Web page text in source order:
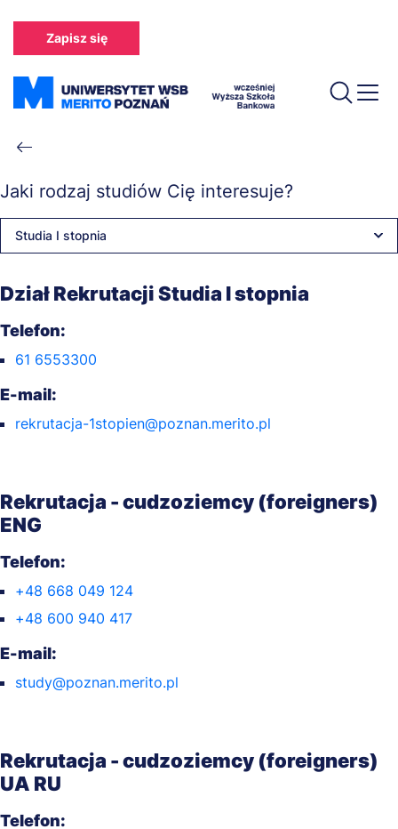
treści
Zapisz się
Ścieżka
nawigacyjna
Jaki rodzaj studiów Cię interesuje?
Studia I stopnia
Dział Rekrutacji Studia I stopnia
Telefon:
61 6553300
E-mail:
rekrutacja-1stopien@poznan.merito.pl
Rekrutacja - cudzoziemcy (foreigners)
ENG
Telefon:
+48 668 049 124
+48 600 940 417
E-mail:
study@poznan.merito.pl
Rekrutacja - cudzoziemcy (foreigners)
UA RU
Telefon: